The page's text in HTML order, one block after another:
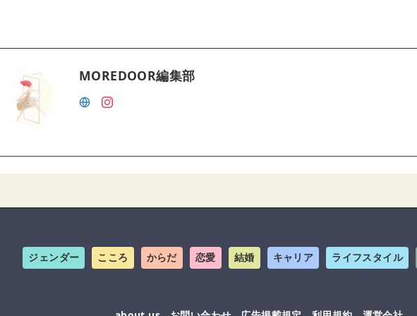
MOREDOOR編集部
ジェンダー こころ からだ 恋愛 結婚 キャリア ライフスタイル